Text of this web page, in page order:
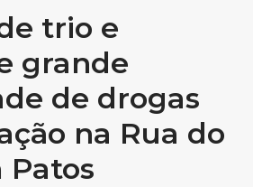
trio e
grande
de drogas
na Rua do
Patos